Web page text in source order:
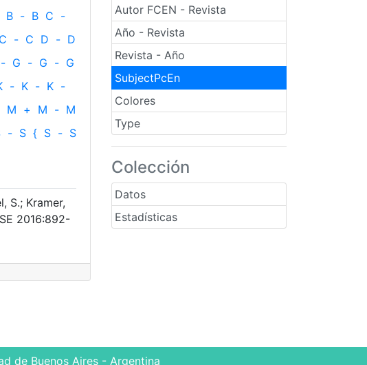
Autor FCEN - Revista
Año - Revista
Revista - Año
SubjectPcEn
Colores
Type
Colección
Datos
Estadísticas
B - B C -
C - C D - D
- G - G - G
- K - K -
M + M - M
- S { S - S
S.; Kramer,
2016:892-
de Buenos Aires - Argentina